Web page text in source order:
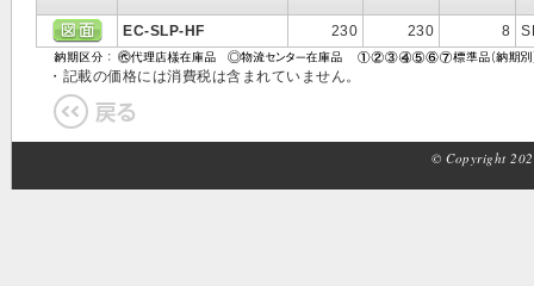
EC-SLP-HF 230 230 8
・記載の価格には消費税は含まれていません。
© Copyright